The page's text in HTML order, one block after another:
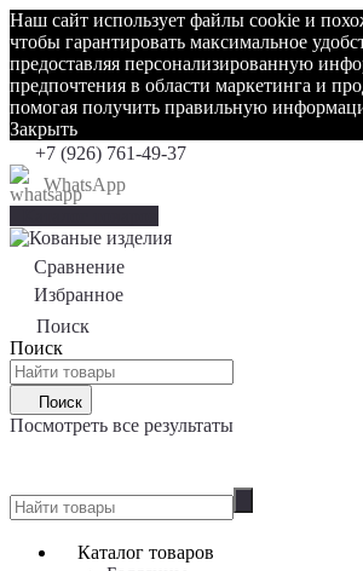
Наш сайт использует файлы cookie и
чтобы гарантировать максимальное
предоставляя персонализированную
предпочтения в области маркетинга и
помогая получить правильную
Закрыть
+7 (926) 761-49-37
WhatsApp
Сравнение
Избранное
Поиск
Поиск
Поиск
Посмотреть все результаты
Каталог товаров